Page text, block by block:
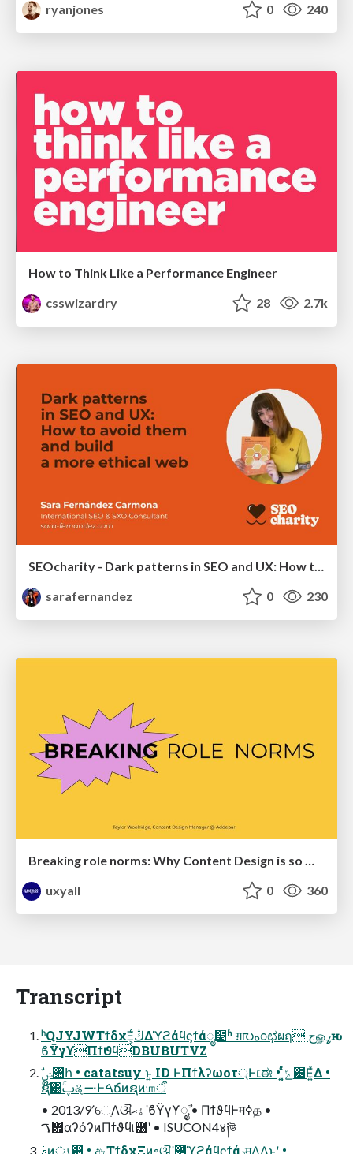
ryanjones
0 240
How to Think Like a Performance Engineer
csswizardry
28 2.7k
SEOcharity - Dark patterns in SEO and UX: How to avoid them and build a more ethical web
sarafernandez
0 230
uxyall
0 360
Transcript
ʰQJYJWΤϯδχΞ͕ڭ͑Δϓϩάϥϛϯάೖ໳ʱ ग़൛ه೦ಛผฤ جௐߨԋ
ϐΫγϒΠϯϑϥDBUBUTVZ
ຊ໊͸ۚࢠୡ࠸Ͱࠓճͷຊͷஶऀ
• 2013/9ʹେֶΛଔۀޙʹϐΫγϒೖࣾ • ΠϯϑϥͰमߦத •
޿ࠂαʔόʔͷΠϯϑϥ୲౰ʹ • ISUCON4४༏উ
ࣄͷൃ୺ • ඇΤϯδχΞͷ৽ଔʹ޲͚ͯϓϩάϥϛϯάݚमΛ͢Δ͜ͱʹ •